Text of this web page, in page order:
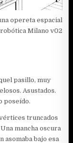
opereta espacial
Milano v02
pasillo, muy
Asustados.
poseído.
truncados
mancha oscura
asomaba bajo esa